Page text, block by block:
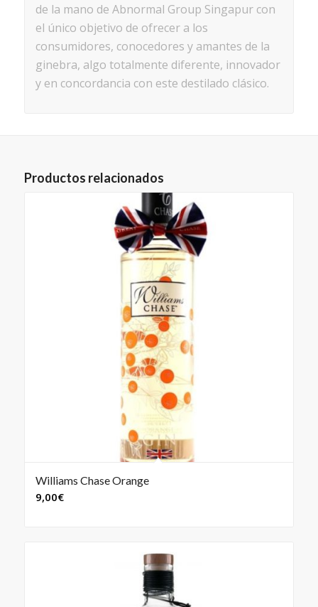
de la mano de Abnormal Group Singapur con
el único objetivo de ofrecer a los
consumidores, conocedores y amantes de la
ginebra, algo totalmente diferente, innovador
y en concordancia con este destilado clásico.
Productos relacionados
4.00
Williams Chase Orange
9,00€